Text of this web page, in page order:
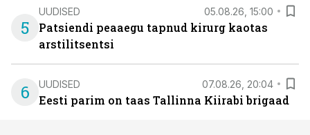
5
UUDISED 05.08.26, 15:00
Patsiendi peaaegu tapnud kirurg kaotas
arstilitsentsi
6 UUDISED 07.08.26, 20:04
Eesti parim on taas Tallinna Kiirabi brigaad